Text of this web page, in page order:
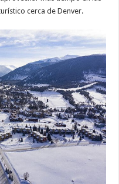
cerca de Denver.